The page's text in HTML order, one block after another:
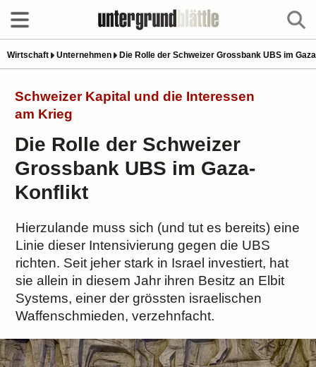
Wirtschaft Unternehmen Die Rolle der Schweizer Grossbank UBS im
Schweizer Kapital und die Interessen
am Krieg
Die Rolle der Schweizer
Grossbank UBS im Gaza-
Konflikt
Hierzulande muss sich (und tut es bereits) eine
Linie dieser Intensivierung gegen die UBS
richten. Seit jeher stark in Israel investiert, hat
sie allein in diesem Jahr ihren Besitz an Elbit
Systems, einer der grössten israelischen
Waffenschmieden, verzehnfacht.